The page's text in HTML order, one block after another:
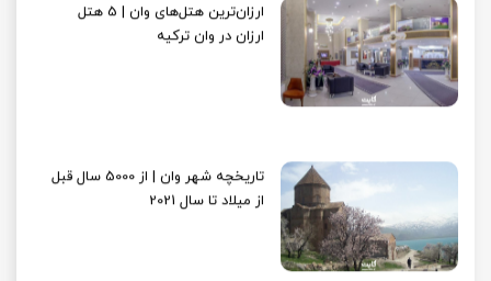
ارزان‌ترین هتل‌های وان | 5 هتل
ارزان در وان ترکیه
تاریخچه شهر وان | از 5000 سال قبل
از میلاد تا سال 2021